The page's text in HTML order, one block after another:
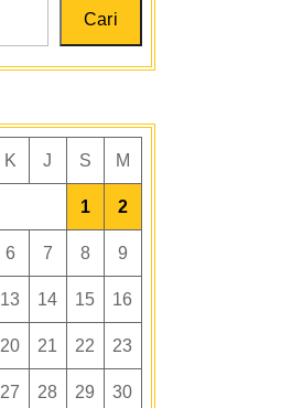
Cari
K J S M
1 2
6 7 8 9
13 14 15 16
20 21 22 23
27 28 29 30